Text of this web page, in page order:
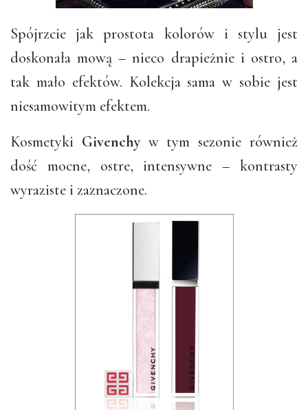
Spójrzcie jak prostota kolorów i stylu jest
doskonała mową – nieco drapieżnie i ostro, a
tak mało efektów. Kolekcja sama w sobie jest
niesamowitym efektem.
Kosmetyki Givenchyw tym sezonie również
dość mocne, ostre, intensywne – kontrasty
wyraziste i zaznaczone.